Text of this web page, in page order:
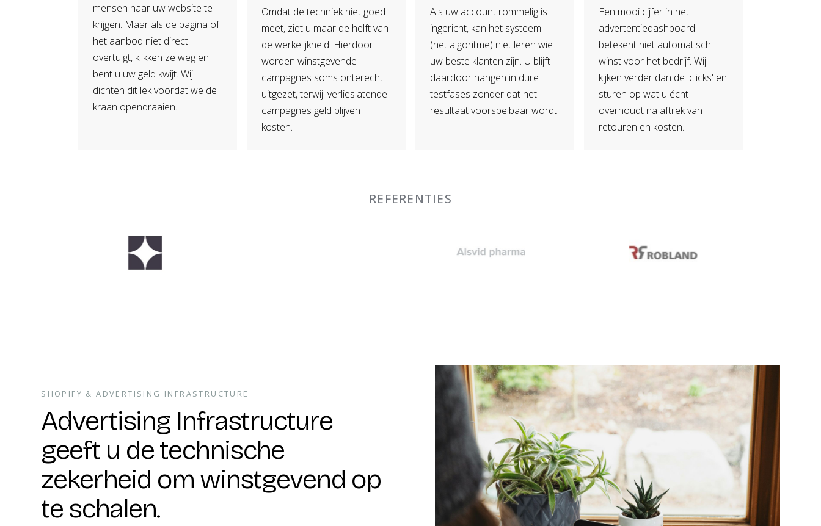
mensen naar uw website te
krijgen. Maar als de pagina of
het aanbod niet direct
overtuigt, klikken ze weg en
bent u uw geld kwijt. Wij
dichten dit lek voordat we de
kraan opendraaien.
Omdat de techniek niet goed
meet, ziet u maar de helft van
de werkelijkheid. Hierdoor
worden winstgevende
campagnes soms onterecht
uitgezet, terwijl verlieslatende
campagnes geld blijven
kosten.
Als uw account rommelig is
ingericht, kan het systeem
(het algoritme) niet leren wie
uw beste klanten zijn. U blijft
daardoor hangen in dure
testfases zonder dat het
resultaat voorspelbaar wordt.
Een mooi cijfer in het
advertentiedashboard
betekent niet automatisch
winst voor het bedrijf. Wij
kijken verder dan de 'clicks' en
sturen op wat u écht
overhoudt na aftrek van
retouren en kosten.
REFERENTIES
SHOPIFY & ADVERTISING INFRASTRUCTURE
Advertising Infrastructure
geeft u de technische
zekerheid om winstgevend op
te schalen.